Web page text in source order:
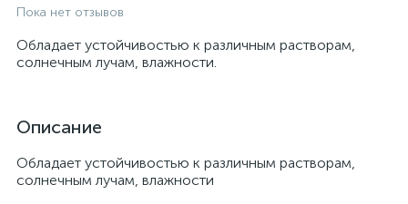
Пока нет отзывов
Обладает устойчивостью к различным растворам,
солнечным лучам, влажности.
Описание
Обладает устойчивостью к различным растворам,
солнечным лучам, влажности